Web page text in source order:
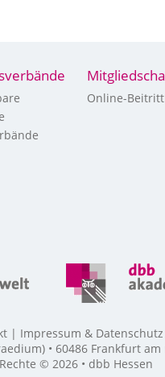
Online-Beitritt
Impressum & Datenschutz
• 60486 Frankfurt am
© 2026 • dbb Hessen